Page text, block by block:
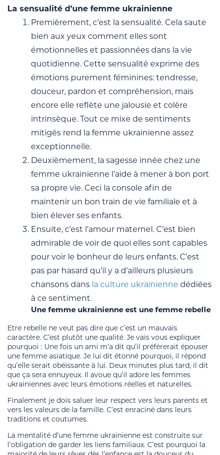
La sensualité d’une femme ukrainienne
Premièrement, c’est la sensualité. Cela saute
bien aux yeux comment elles sont
émotionnelles et passionnées dans la vie
quotidienne. Cette sensualité exprime des
émotions purement féminines: tendresse,
douceur, pardon et compréhension, mais
encore elle reflète une jalousie et colère
intrinsèque. Tout ce mixe de sentiments
mitigés rend la femme ukrainienne assez
exceptionnelle.
Deuxièmement, la sagesse innée chez une
femme ukrainienne l’aide à mener à bon port
sa propre vie. Ceci la console afin de
maintenir un bon train de vie familiale et à
bien élever ses enfants.
Ensuite, c’est l’amour maternel. C’est bien
admirable de voir de quoi elles sont capables
pour voir le bonheur de leurs enfants. C’est
pas par hasard qu’il y a d’ailleurs plusieurs
chansons dans la culture ukrainienne dédiées
à ce sentiment.
Une femme ukrainienne est une femme rebelle
Etre rebelle ne veut pas dire que c’est un mauvais
caractère. C’est plutôt une qualité. Je vais vous expliquer
pourquoi : Une fois un ami m’a dit qu’il préférerait épouser
une femme asiatique. Je lui dit étonné pourquoi, il répond
qu’elle serait obéissante à lui. Deux minutes plus tard, il dit
que ça sera ennuyeux. Il avoue qu’il adore les femmes
ukrainiennes avec leurs émotions réelles et naturelles.
Finalement je dois saluer leur respect vers leurs parents et
vers les valeurs de la famille. C’est enraciné dans leurs
traditions et coutumes.
La mentalité d’une femme ukrainienne est construite sur
l’obligation de garder les liens familiaux. C’est pourquoi la